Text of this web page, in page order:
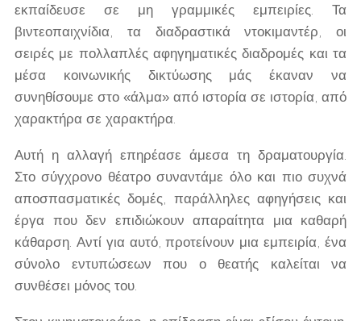
εκπαίδευσε σε μη γραμμικές εμπειρίες. Τα
βιντεοπαιχνίδια, τα διαδραστικά ντοκιμαντέρ, οι
σειρές με πολλαπλές αφηγηματικές διαδρομές και τα
μέσα κοινωνικής δικτύωσης μάς έκαναν να
συνηθίσουμε στο «άλμα» από ιστορία σε ιστορία, από
χαρακτήρα σε χαρακτήρα.
Αυτή η αλλαγή επηρέασε άμεσα τη δραματουργία.
Στο σύγχρονο θέατρο συναντάμε όλο και πιο συχνά
αποσπασματικές δομές, παράλληλες αφηγήσεις και
έργα που δεν επιδιώκουν απαραίτητα μια καθαρή
κάθαρση. Αντί για αυτό, προτείνουν μια εμπειρία, ένα
σύνολο εντυπώσεων που ο θεατής καλείται να
συνθέσει μόνος του.